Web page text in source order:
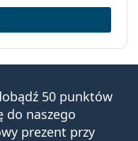
50 punktów
do naszego
prezent przy